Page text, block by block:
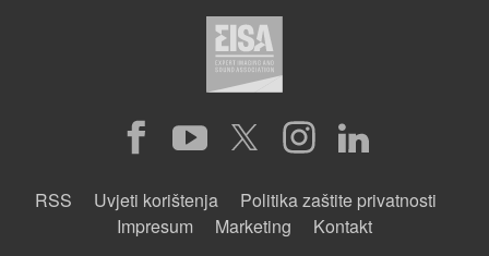
RSS Uvjeti korištenja
Politika zaštite privatnosti
Impresum
Marketing Kontakt